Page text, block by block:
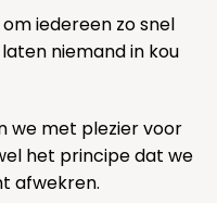
iedereen zo snel
niemand in kou
we met plezier voor
het principe dat we
afwekren.